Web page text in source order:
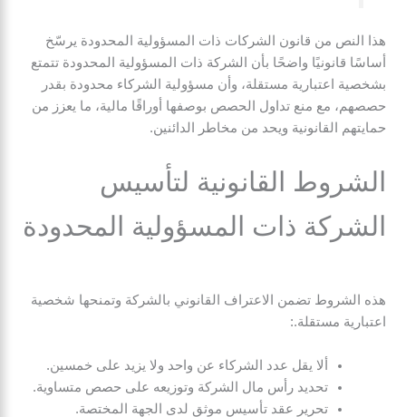
هذا النص من قانون الشركات ذات المسؤولية المحدودة يرسّخ
أساسًا قانونيًا واضحًا بأن الشركة ذات المسؤولية المحدودة تتمتع
بشخصية اعتبارية مستقلة، وأن مسؤولية الشركاء محدودة بقدر
حصصهم، مع منع تداول الحصص بوصفها أوراقًا مالية، ما يعزز من
حمايتهم القانونية ويحد من مخاطر الدائنين.
الشروط القانونية لتأسيس
الشركة ذات المسؤولية المحدودة
هذه الشروط تضمن الاعتراف القانوني بالشركة وتمنحها شخصية
اعتبارية مستقلة.:
ألا يقل عدد الشركاء عن واحد ولا يزيد على خمسين.
تحديد رأس مال الشركة وتوزيعه على حصص متساوية.
تحرير عقد تأسيس موثق لدى الجهة المختصة.